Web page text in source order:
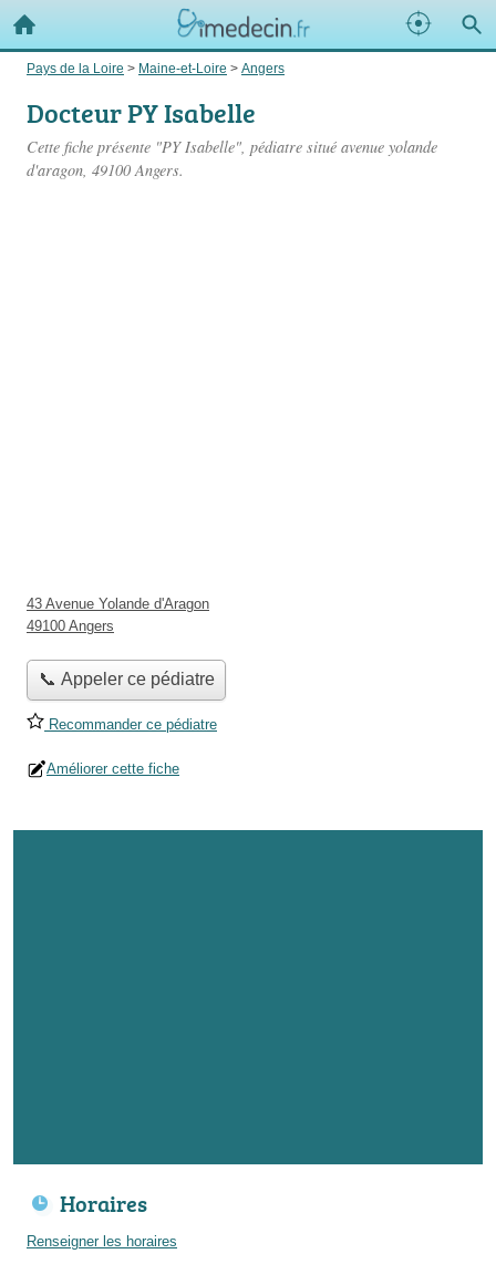
Pays de la Loire > Maine-et-Loire > Angers
Docteur PY Isabelle
Cette fiche présente "PY Isabelle", pédiatre situé avenue yolande
d'aragon, 49100 Angers.
43 Avenue Yolande d'Aragon
49100 Angers
📞 Appeler ce pédiatre
Recommander ce pédiatre
Améliorer cette fiche
Horaires
Renseigner les horaires